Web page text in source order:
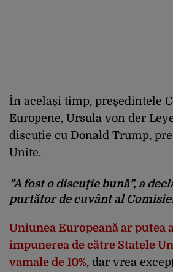
În același timp, președintele
Europene, Ursula von der
discuție cu Donald Trump,
Unite.
”A fost o discuție bună”, a
purtător de cuvânt al
Uniunea Europeană ar putea
impunerea de către Statele
vamale de 10%, dar vrea